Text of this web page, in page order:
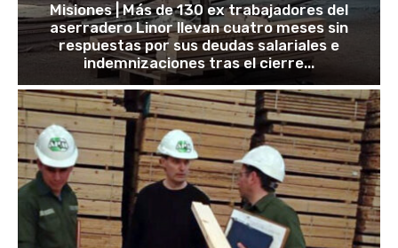
Misiones | Más de 130 ex trabajadores del
aserradero Linor llevan cuatro meses sin
respuestas por sus deudas salariales e
indemnizaciones tras el cierre...